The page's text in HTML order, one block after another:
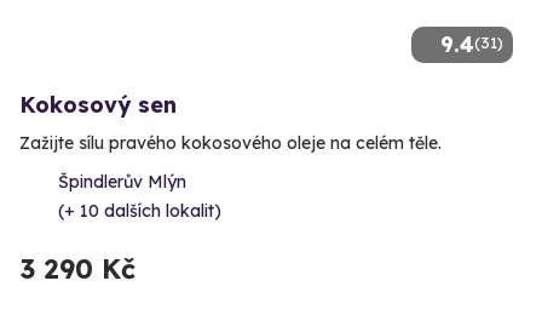
9.4(31)
Kokosový sen
Zažijte sílu pravého kokosového oleje na celém těle.
Špindlerův Mlýn
(+ 10 dalších lokalit)
3 290 Kč